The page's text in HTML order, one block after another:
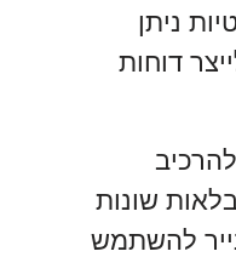
ניתן
דוחות
שונות
להשתמש